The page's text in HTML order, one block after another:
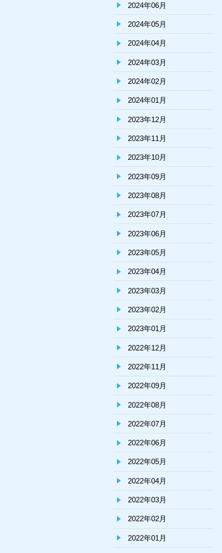
2024年06月
2024年05月
2024年04月
2024年03月
2024年02月
2024年01月
2023年12月
2023年11月
2023年10月
2023年09月
2023年08月
2023年07月
2023年06月
2023年05月
2023年04月
2023年03月
2023年02月
2023年01月
2022年12月
2022年11月
2022年09月
2022年08月
2022年07月
2022年06月
2022年05月
2022年04月
2022年03月
2022年02月
2022年01月